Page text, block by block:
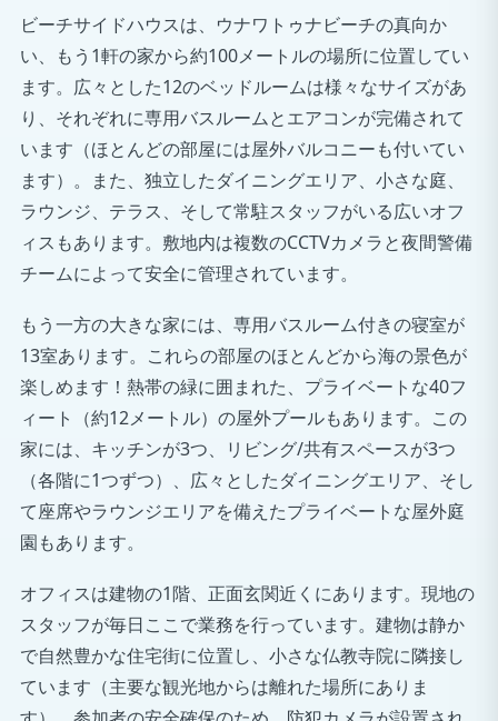
ビーチサイドハウスは、ウナワトゥナビーチの真向か
い、もう1軒の家から約100メートルの場所に位置してい
ます。広々とした12のベッドルームは様々なサイズがあ
り、それぞれに専用バスルームとエアコンが完備されて
います（ほとんどの部屋には屋外バルコニーも付いてい
ます）。また、独立したダイニングエリア、小さな庭、
ラウンジ、テラス、そして常駐スタッフがいる広いオフ
ィスもあります。敷地内は複数のCCTVカメラと夜間警備
チームによって安全に管理されています。
もう一方の大きな家には、専用バスルーム付きの寝室が
13室あります。これらの部屋のほとんどから海の景色が
楽しめます！熱帯の緑に囲まれた、プライベートな40フ
ィート（約12メートル）の屋外プールもあります。この
家には、キッチンが3つ、リビング/共有スペースが3つ
（各階に1つずつ）、広々としたダイニングエリア、そし
て座席やラウンジエリアを備えたプライベートな屋外庭
園もあります。
オフィスは建物の1階、正面玄関近くにあります。現地の
スタッフが毎日ここで業務を行っています。建物は静か
で自然豊かな住宅街に位置し、小さな仏教寺院に隣接し
ています（主要な観光地からは離れた場所にありま